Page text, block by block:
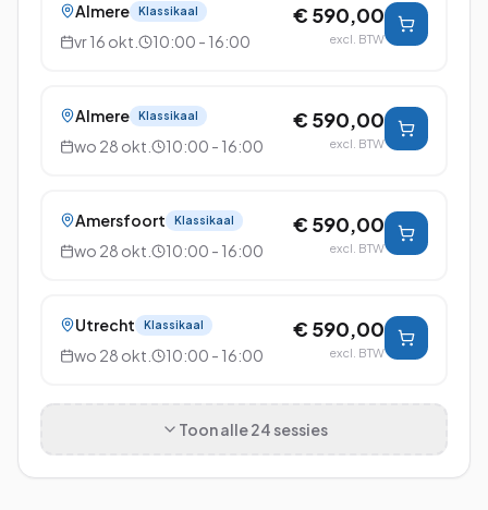
Almere Klassikaal
vr 16 okt. 10:00 - 16:00
€ 590,00
excl. BTW
Almere Klassikaal
wo 28 okt. 10:00 - 16:00
€ 590,00
excl. BTW
Amersfoort Klassikaal
wo 28 okt. 10:00 - 16:00
€ 590,00
excl. BTW
Utrecht Klassikaal
wo 28 okt. 10:00 - 16:00
€ 590,00
excl. BTW
Toon alle24 sessies